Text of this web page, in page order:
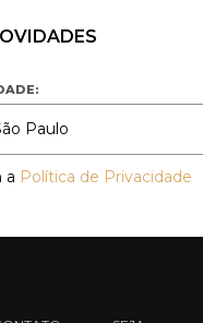
a Política de Privacidade